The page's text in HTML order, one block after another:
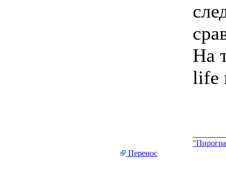
На
life
Перенос